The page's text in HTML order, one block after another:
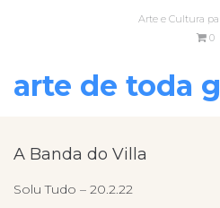
Arte e Cultura
0
arte de toda
A Banda do Villa
Solu Tudo – 20.2.22